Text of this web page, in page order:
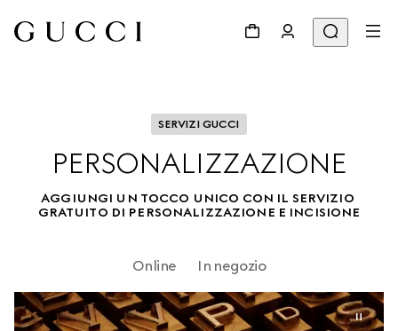
SERVIZI GUCCI
PERSONALIZZAZIONE
AGGIUNGI UN TOCCO UNICO CON IL SERVIZIO
GRATUITO DI PERSONALIZZAZIONE E INCISIONE
Online In negozio